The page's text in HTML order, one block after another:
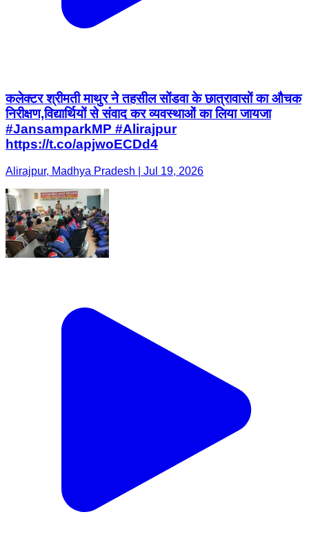
कलेक्टर श्रीमती माथुर ने तहसील सोंडवा के छात्रावासों का औचक
निरीक्षण,विद्यार्थियों से संवाद कर व्यवस्थाओं का लिया जायजा
#JansamparkMP #Alirajpur
https://t.co/apjwoECDd4
Alirajpur, Madhya Pradesh | Jul 19, 2026